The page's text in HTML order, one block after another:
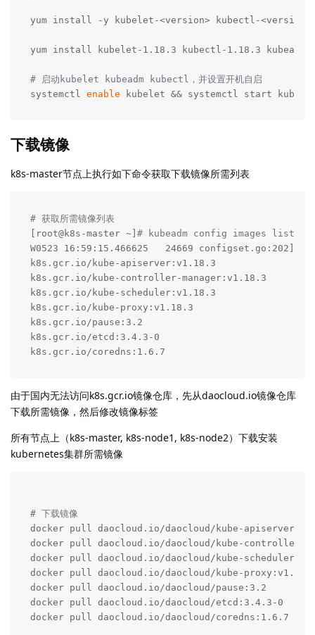
yum install -y kubelet-<version> kubectl-<version>
yum install kubelet-1.18.3 kubectl-1.18.3
# 启动kubelet kubeadm kubectl，并设置开机自启
systemctl enable kubelet && systemctl start
下载镜像
k8s-master节点上执行如下命令获取下载镜像所需列表
# 获取所需镜像列表
[root@k8s-master ~] # kubeadm config images list
W0523 16:59:15.466625   24669 configset.go:202]
k8s.gcr.io/kube-apiserver:v1.18.3
k8s.gcr.io/kube-controller-manager:v1.18.3
k8s.gcr.io/kube-scheduler:v1.18.3
k8s.gcr.io/kube-proxy:v1.18.3
k8s.gcr.io/pause:3.2
k8s.gcr.io/etcd:3.4.3-0
k8s.gcr.io/coredns:1.6.7
由于国内无法访问k8s.gcr.io镜像仓库，先从daocloud.io镜像仓库
下载所需镜像，然后修改镜像标签
所有节点上（k8s-master, k8s-node1, k8s-node2）下载安装
kubernetes集群所需镜像
# 下载镜像
docker pull daocloud.io/daocloud/kube-
docker pull daocloud.io/daocloud/kube-controller-
docker pull daocloud.io/daocloud/kube-
docker pull daocloud.io/daocloud/kube-
docker pull daocloud.io/daocloud/pause:3.2
docker pull daocloud.io/daocloud/etcd:3.4.3-0
docker pull daocloud.io/daocloud/coredns:1.6.7